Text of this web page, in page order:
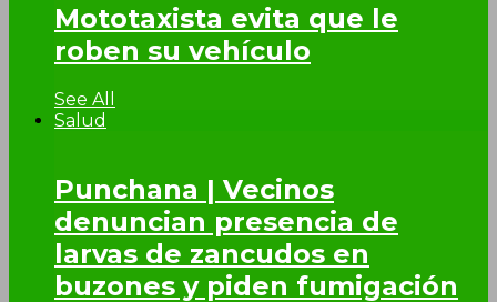
Mototaxista evita que le
roben su vehículo
See All
Salud
Punchana | Vecinos
denuncian presencia de
larvas de zancudos en
buzones y piden fumigación